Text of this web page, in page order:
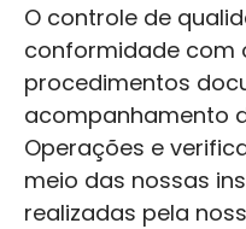
O controle de
conformidade com
procedimentos
acompanhamento
Operações e
meio das nossas
realizadas pela